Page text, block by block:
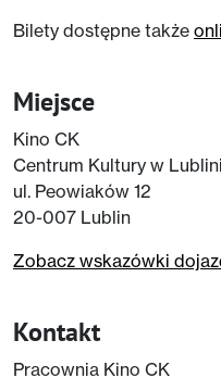
Bilety dostępne także
Miejsce
Kino CK
Centrum Kultury w
ul. Peowiaków 12
20-007 Lublin
Zobacz wskazówki
Kontakt
Pracownia Kino CK